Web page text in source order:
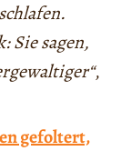
Sie sagen,
,
gefoltert,